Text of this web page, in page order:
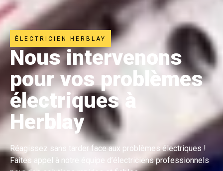
ÉLECTRICIEN HERBLAY
Nous intervenons
pour vos problèmes
électriques à
Herblay
Réagissez sans tarder face aux problèmes électriques !
Faites appel à notre équipe d’électriciens professionnels